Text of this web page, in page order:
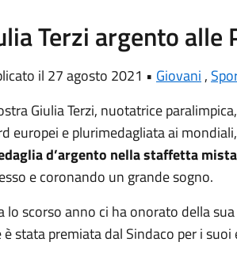
Terzi argento alle
il 27 agosto 2021 • Giovani ,
Giulia Terzi, nuotatrice
europei e plurimedagliata ai mondiali,
d’argento nella staffetta
e coronando un grande sogno.
lo scorso anno ci ha onorato della
è stata premiata dal Sindaco per i